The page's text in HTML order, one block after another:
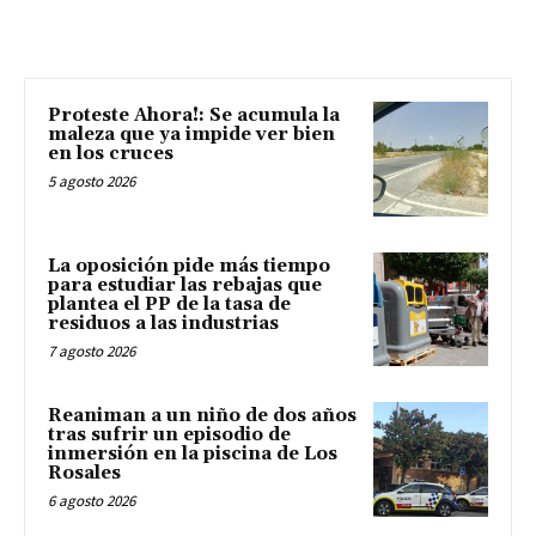
Proteste Ahora!: Se acumula la
maleza que ya impide ver bien
en los cruces
5 agosto 2026
La oposición pide más tiempo
para estudiar las rebajas que
plantea el PP de la tasa de
residuos a las industrias
7 agosto 2026
Reaniman a un niño de dos años
tras sufrir un episodio de
inmersión en la piscina de Los
Rosales
6 agosto 2026